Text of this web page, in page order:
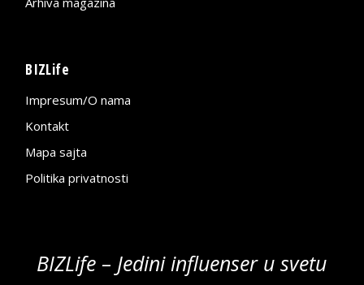
BIZLife
Impresum/O nama
Kontakt
Mapa sajta
Politika privatnosti
BIZLife – Jedini influenser u svetu